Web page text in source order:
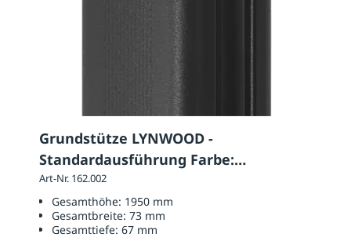
Grundstütze LYNWOOD -
Standardausführung Farbe:
schwarzgrau
Art-Nr. 162.002
Gesamthöhe: 1950 mm
Gesamtbreite: 73 mm
Gesamttiefe: 67 mm